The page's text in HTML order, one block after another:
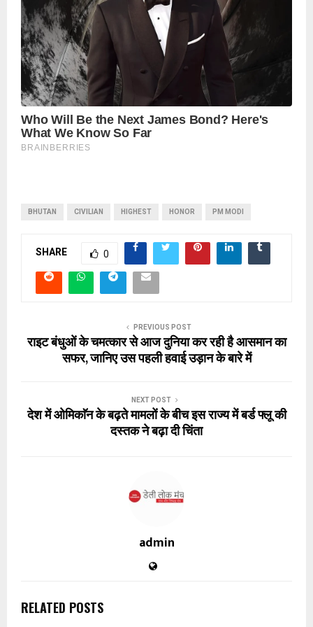
BHUTAN CIVILIAN HIGHEST HONOR PM MODI
SHARE 0
PREVIOUS POST
राइट बंधुओं के चमत्कार से आज दुनिया कर रही है आसमान का
सफर, जानिए उस पहली हवाई उड़ान के बारे में
NEXT POST
देश में ओमिकाॅन के बढ़ते मामलों के बीच इस राज्य में बर्ड फ्लू की
दस्तक ने बढ़ा दी चिंता
admin
RELATED POSTS